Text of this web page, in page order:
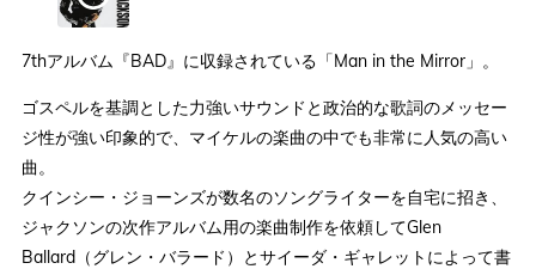
7thアルバム『BAD』に収録されている「Man in the Mirror」。
ゴスペルを基調とした力強いサウンドと政治的な歌詞のメッセー
ジ性が強い印象的で、マイケルの楽曲の中でも非常に人気の高い
曲。
クインシー・ジョーンズが数名のソングライターを自宅に招き、
ジャクソンの次作アルバム用の楽曲制作を依頼してGlen
Ballard（グレン・バラード）とサイーダ・ギャレットによって書